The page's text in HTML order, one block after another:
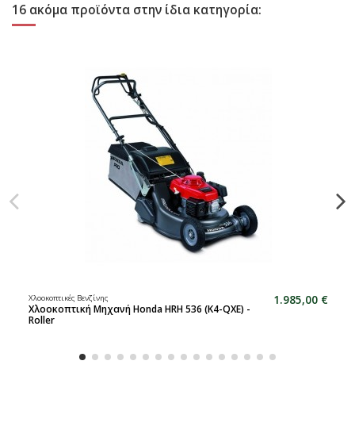
16 ακόμα προϊόντα στην ίδια κατηγορία:
Χλοοκοπτικές Βενζίνης
Χλοοκοπτική Μηχανή Honda HRH 536 (K4-QXE) -
Roller
1.985,00 €